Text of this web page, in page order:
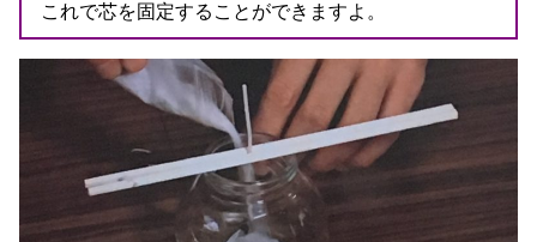
これで芯を固定することができますよ。